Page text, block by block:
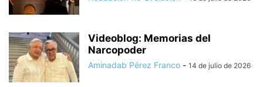
Videoblog: Memorias del
Narcopoder
Aminadab Pérez Franco - 14 de julio de 2026